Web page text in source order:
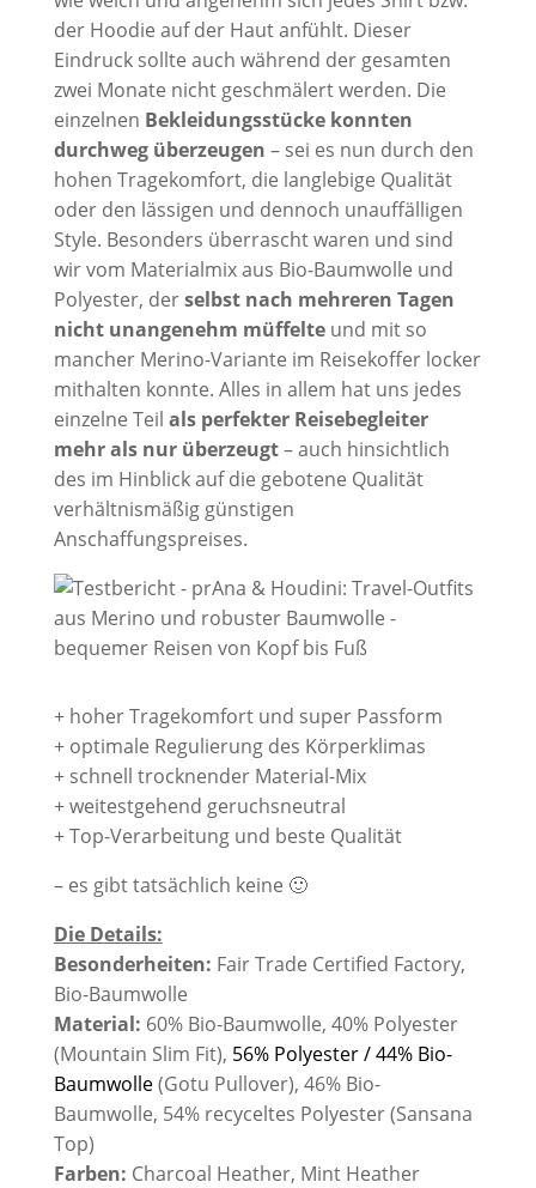
der Hoodie auf der Haut anfühlt. Dieser
Eindruck sollte auch während der gesamten
zwei Monate nicht geschmälert werden. Die
einzelnen Bekleidungsstücke konnten
durchweg überzeugen – sei es nun durch den
hohen Tragekomfort, die langlebige Qualität
oder den lässigen und dennoch unauffälligen
Style. Besonders überrascht waren und sind
wir vom Materialmix aus Bio-Baumwolle und
Polyester, derselbst nach mehreren Tagen
nicht unangenehm müffelteund mit so
mancher Merino-Variante im Reisekoffer locker
mithalten konnte. Alles in allem hat uns jedes
einzelne Teil als perfekter Reisebegleiter
mehr als nur überzeugt– auch hinsichtlich
des im Hinblick auf die gebotene Qualität
verhältnismäßig günstigen
Anschaffungspreises.
+ hoher Tragekomfort und super Passform
+ optimale Regulierung des Körperklimas
+ schnell trocknender Material-Mix
+ weitestgehend geruchsneutral
+ Top-Verarbeitung und beste Qualität
– es gibt tatsächlich keine 🙂
Die Details:
Besonderheiten: Fair Trade Certified Factory,
Bio-Baumwolle
Material: 60% Bio-Baumwolle, 40% Polyester
(Mountain Slim Fit), 56% Polyester / 44% Bio-
Baumwolle(Gotu Pullover), 46% Bio-
Baumwolle, 54% recyceltes Polyester (Sansana
Top)
Farben: Charcoal Heather, Mint Heather